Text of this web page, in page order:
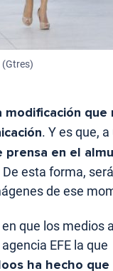
(Gtres)
modificación que
. Y es que,
prensa en el
esta forma,
de ese
que los medios
EFE la que
ha hecho que